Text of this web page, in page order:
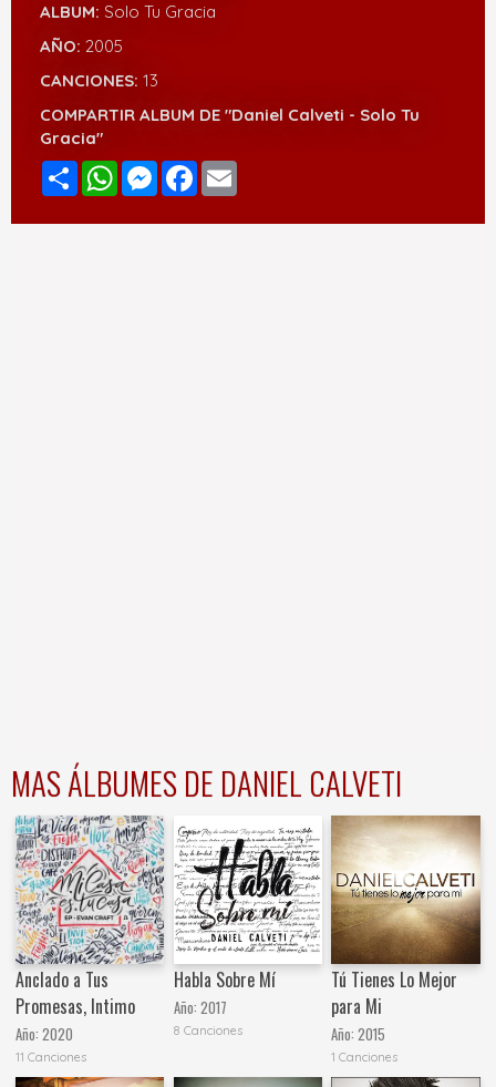
ALBUM: Solo Tu Gracia
AÑO: 2005
CANCIONES: 13
COMPARTIR ALBUM DE "Daniel Calveti - Solo Tu
Gracia"
Compartir
WhatsAppMessenger
Facebook
MAS ÁLBUMES DE DANIEL CALVETI
Anclado a Tus
Promesas, Intimo
Año:2020
11 Canciones
Habla Sobre Mí
Año: 2017
8 Canciones
Tú Tienes Lo Mejor
para Mi
Año:2015
1 Canciones